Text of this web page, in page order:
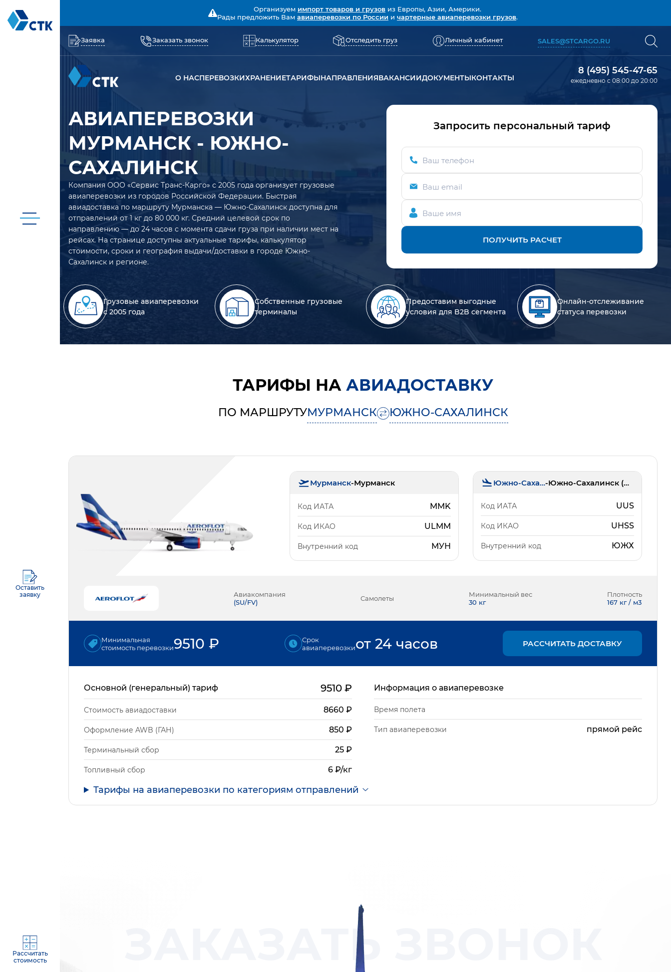
Оставить
заявку
Рассчитать
стоимость
Организуем импорт товаров и грузов из Европы, Азии, Америки.
Рады предложить Вам авиаперевозки по России и чартерные авиаперевозки грузов.
Заявка Заказать звонок Калькулятор Отследить груз Личный кабинет SALES@STCARGO.RU
О НАСПЕРЕВОЗКИХРАНЕНИЕТАРИФЫНАПРАВЛЕНИЯВАКАНСИИДОКУМЕНТЫКОНТАКТЫ
8 (495) 545-47-65
ежедневно с 08:00 до 20:00
АВИАПЕРЕВОЗКИ
МУРМАНСК - ЮЖНО-
САХАЛИНСК
Компания ООО «Сервис Транс-Карго» с 2005 года организует грузовые
авиаперевозки из городов Российской Федерации. Быстрая
авиадоставка по маршруту Мурманска — Южно-Сахалинск доступна для
отправлений от 1 кг до 80 000 кг. Средний целевой срок по
направлению — до 24 часов с момента сдачи груза при наличии мест на
рейсах. На странице доступны актуальные тарифы, калькулятор
стоимости, сроки и география выдачи/доставки в городе Южно-
Сахалинск и регионе.
Запросить персональный тариф
Ваш телефон
Ваш email
Ваше имя
ПОЛУЧИТЬ РАСЧЕТ
Грузовые авиаперевозки
с 2005 года
Собственные грузовые
терминалы
Предоставим выгодные
условия для B2B сегмента
Онлайн-отслеживание
статуса перевозки
ТАРИФЫ НА АВИАДОСТАВКУ
ПО МАРШРУТУМУРМАНСК ЮЖНО-САХАЛИНСК
Мурманск-Мурманск
Код ИАТА MMK
Код ИКАО ULMM
Внутренний код МУН
Южно-Сахалинск- Южно-Сахалинск (Хомутово)
Код ИАТА UUS
Код ИКАО UHSS
Внутренний код ЮЖХ
Авиакомпания
(SU/FV) Самолеты
Минимальный вес
30 кг
Плотность
167 кг / м3
Минимальная
стоимость перевозки9510 ₽
Срок
авиаперевозкиот 24 часов РАССЧИТАТЬ ДОСТАВКУ
Основной (генеральный) тариф 9510₽
Стоимость авиадоставки 8660 ₽
Оформление AWB (ГАН) 850 ₽
Терминальный сбор 25₽
Топливный сбор 6 ₽/кг
Информация о авиаперевозке
Время полета
Тип авиаперевозки прямой рейс
Тарифы на авиаперевозки по категориям отправлений
ЗАКАЗАТЬ ЗВОНОК